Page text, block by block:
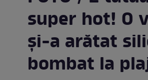
super hot! O
și-a arătat
bombat la